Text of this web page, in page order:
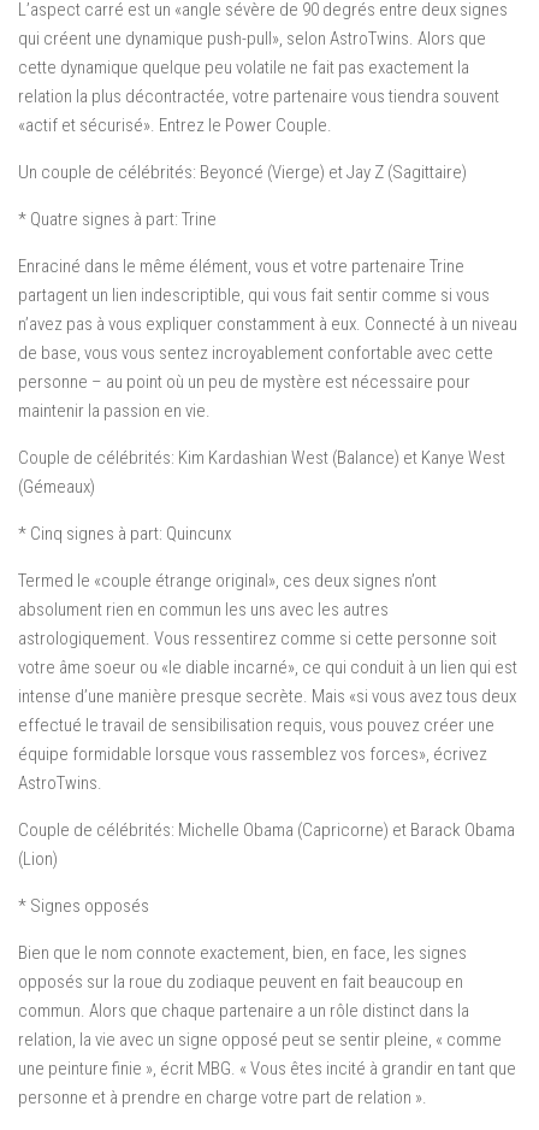
L’aspect carré est un «angle sévère de 90 degrés entre deux signes
qui créent une dynamique push-pull», selon AstroTwins. Alors que
cette dynamique quelque peu volatile ne fait pas exactement la
relation la plus décontractée, votre partenaire vous tiendra souvent
«actif et sécurisé». Entrez le Power Couple.
Un couple de célébrités: Beyoncé (Vierge) et Jay Z (Sagittaire)
* Quatre signes à part: Trine
Enraciné dans le même élément, vous et votre partenaire Trine
partagent un lien indescriptible, qui vous fait sentir comme si vous
n’avez pas à vous expliquer constamment à eux. Connecté à un niveau
de base, vous vous sentez incroyablement confortable avec cette
personne – au point où un peu de mystère est nécessaire pour
maintenir la passion en vie.
Couple de célébrités: Kim Kardashian West (Balance) et Kanye West
(Gémeaux)
* Cinq signes à part: Quincunx
Termed le «couple étrange original», ces deux signes n’ont
absolument rien en commun les uns avec les autres
astrologiquement. Vous ressentirez comme si cette personne soit
votre âme soeur ou «le diable incarné», ce qui conduit à un lien qui est
intense d’une manière presque secrète. Mais «si vous avez tous deux
effectué le travail de sensibilisation requis, vous pouvez créer une
équipe formidable lorsque vous rassemblez vos forces», écrivez
AstroTwins.
Couple de célébrités: Michelle Obama (Capricorne) et Barack Obama
(Lion)
* Signes opposés
Bien que le nom connote exactement, bien, en face, les signes
opposés sur la roue du zodiaque peuvent en fait beaucoup en
commun. Alors que chaque partenaire a un rôle distinct dans la
relation, la vie avec un signe opposé peut se sentir pleine, « comme
une peinture finie », écrit MBG. « Vous êtes incité à grandir en tant que
personne et à prendre en charge votre part de relation ».